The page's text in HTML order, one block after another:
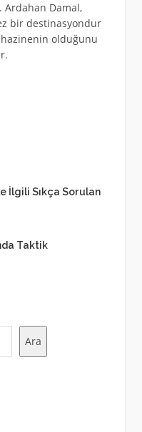
Ardahan Damal,
bir destinasyondur
olduğunu
İlgili Sıkça Sorulan
Taktik
Ara